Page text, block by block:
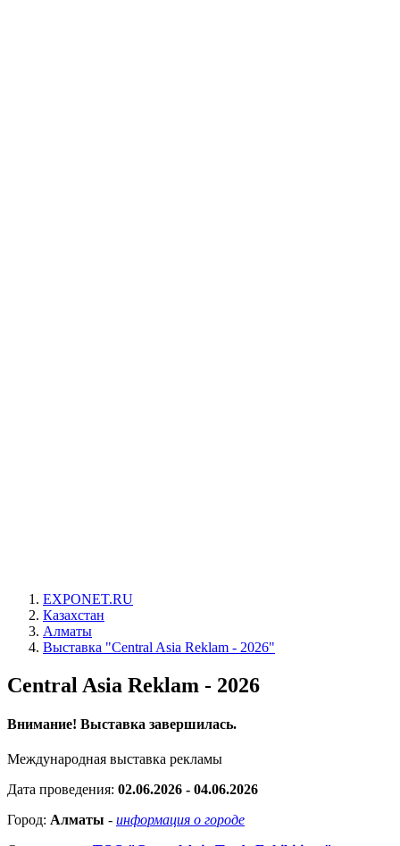
EXPONET.RU
Казахстан
Алматы
Выставка "Central Asia Reklam - 2026"
Central Asia Reklam - 2026
Внимание! Выставка завершилась.
Международная выставка рекламы
Дата проведения: 02.06.2026 - 04.06.2026
Город: Алматы - информация о городе